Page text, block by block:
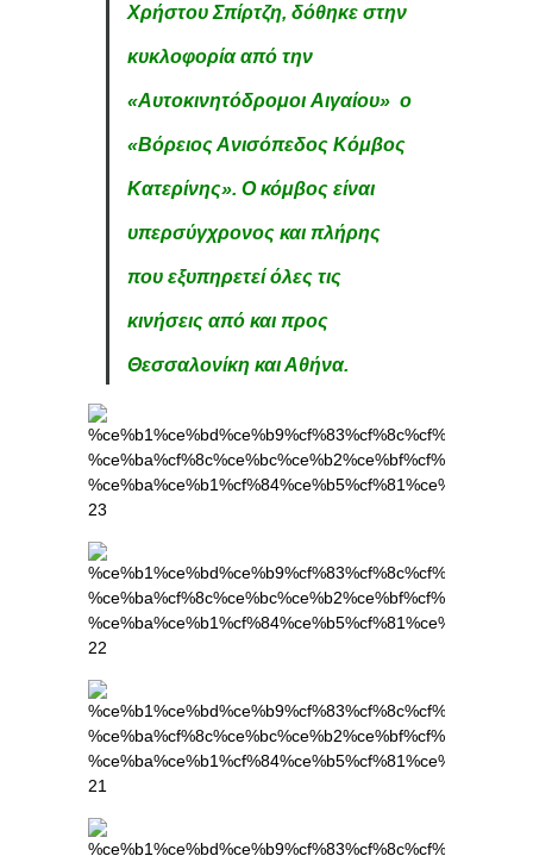
Χρήστου Σπίρτζη, δόθηκε στην
κυκλοφορία από την
«Αυτοκινητόδρομοι Αιγαίου» ο
«Βόρειος Ανισόπεδος Κόμβος
Κατερίνης». Ο κόμβος είναι
υπερσύγχρονος και πλήρης
που εξυπηρετεί όλες τις
κινήσεις από και προς
Θεσσαλονίκη και Αθήνα.